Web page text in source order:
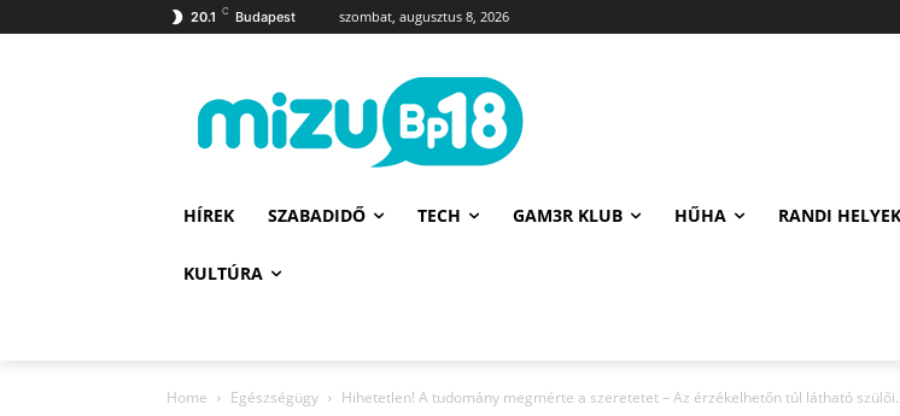
20.1 C Budapest szombat, augusztus 8, 2026
HÍREK SZABADIDŐ TECH GAM3R KLUB HŰHA RANDI HELYEK
KULTÚRA
Home Egészségügy Hihetetlen! A tudomány megmérte a szeretetet – Az érzékelhetőn túl látható